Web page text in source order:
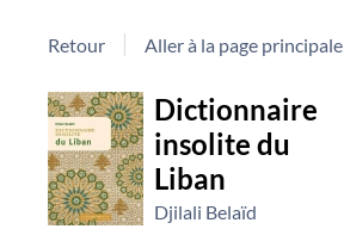
Retour Aller à la page principale
Détail
document
Dictionnaire
insolite du
Liban
Djilali Belaïd